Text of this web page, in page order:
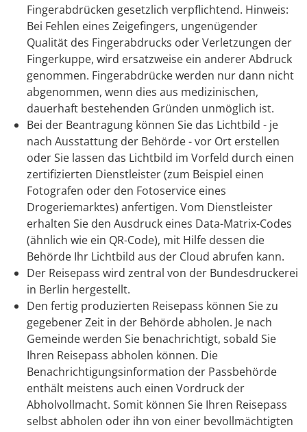
Fingerabdrücken gesetzlich verpflichtend. Hinweis:
Bei Fehlen eines Zeigefingers, ungenügender
Qualität des Fingerabdrucks oder Verletzungen der
Fingerkuppe, wird ersatzweise ein anderer Abdruck
genommen. Fingerabdrücke werden nur dann nicht
abgenommen, wenn dies aus medizinischen,
dauerhaft bestehenden Gründen unmöglich ist.
Bei der Beantragung können Sie das Lichtbild - je
nach Ausstattung der Behörde - vor Ort erstellen
oder Sie lassen das Lichtbild im Vorfeld durch einen
zertifizierten Dienstleister (zum Beispiel einen
Fotografen oder den Fotoservice eines
Drogeriemarktes) anfertigen. Vom Dienstleister
erhalten Sie den Ausdruck eines Data-Matrix-Codes
(ähnlich wie ein QR-Code), mit Hilfe dessen die
Behörde Ihr Lichtbild aus der Cloud abrufen kann.
Der Reisepass wird zentral von der Bundesdruckerei
in Berlin hergestellt.
Den fertig produzierten Reisepass können Sie zu
gegebener Zeit in der Behörde abholen. Je nach
Gemeinde werden Sie benachrichtigt, sobald Sie
Ihren Reisepass abholen können. Die
Benachrichtigungsinformation der Passbehörde
enthält meistens auch einen Vordruck der
Abholvollmacht. Somit können Sie Ihren Reisepass
selbst abholen oder ihn von einer bevollmächtigten